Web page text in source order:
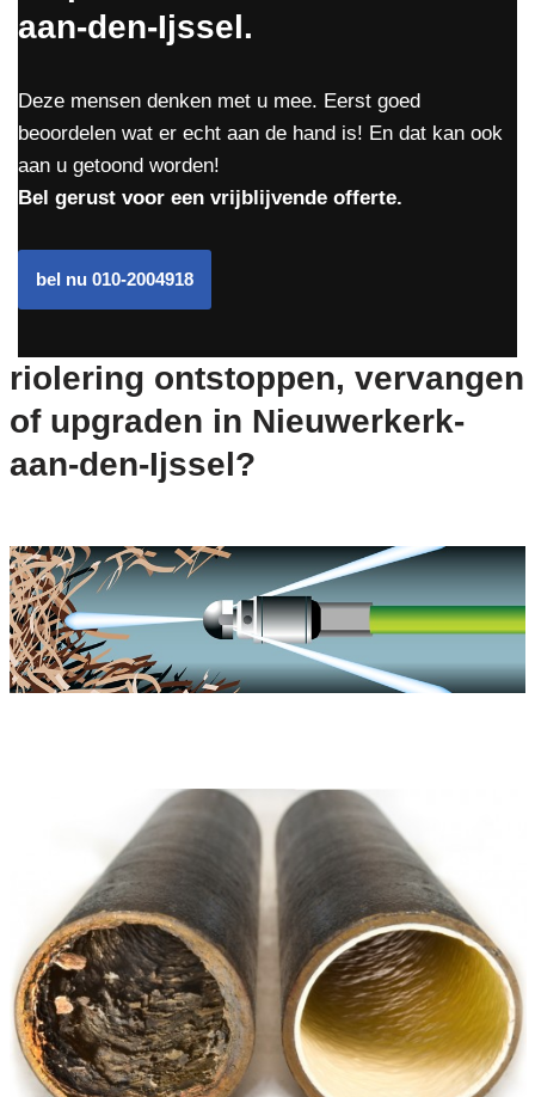
aan-den-Ijssel.
Deze mensen denken met u mee. Eerst goed
beoordelen wat er echt aan de hand is! En dat kan ook
aan u getoond worden!
Bel gerust voor een vrijblijvende offerte.
bel nu 010-2004918
riolering ontstoppen, vervangen
of upgraden in Nieuwerkerk-
aan-den-Ijssel?